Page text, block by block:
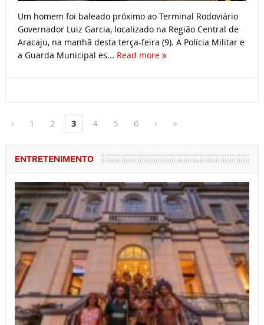
Um homem foi baleado próximo ao Terminal Rodoviário
Governador Luiz Garcia, localizado na Região Central de
Aracaju, na manhã desta terça-feira (9). A Polícia Militar e
a Guarda Municipal es... Read more
‹ 1 2 3 4 5 6 › »
ENTRETENIMENTO